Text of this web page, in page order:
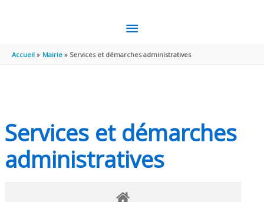
MENU
PRINCIPAL
Accueil Mairie Services et démarches administratives
Services et démarches
administratives